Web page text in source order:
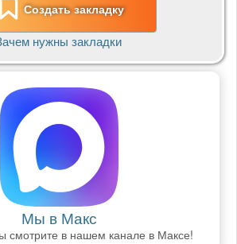
Создать закладку
нужны закладки
Мы в Макс
смотрите в нашем канале в Максе!